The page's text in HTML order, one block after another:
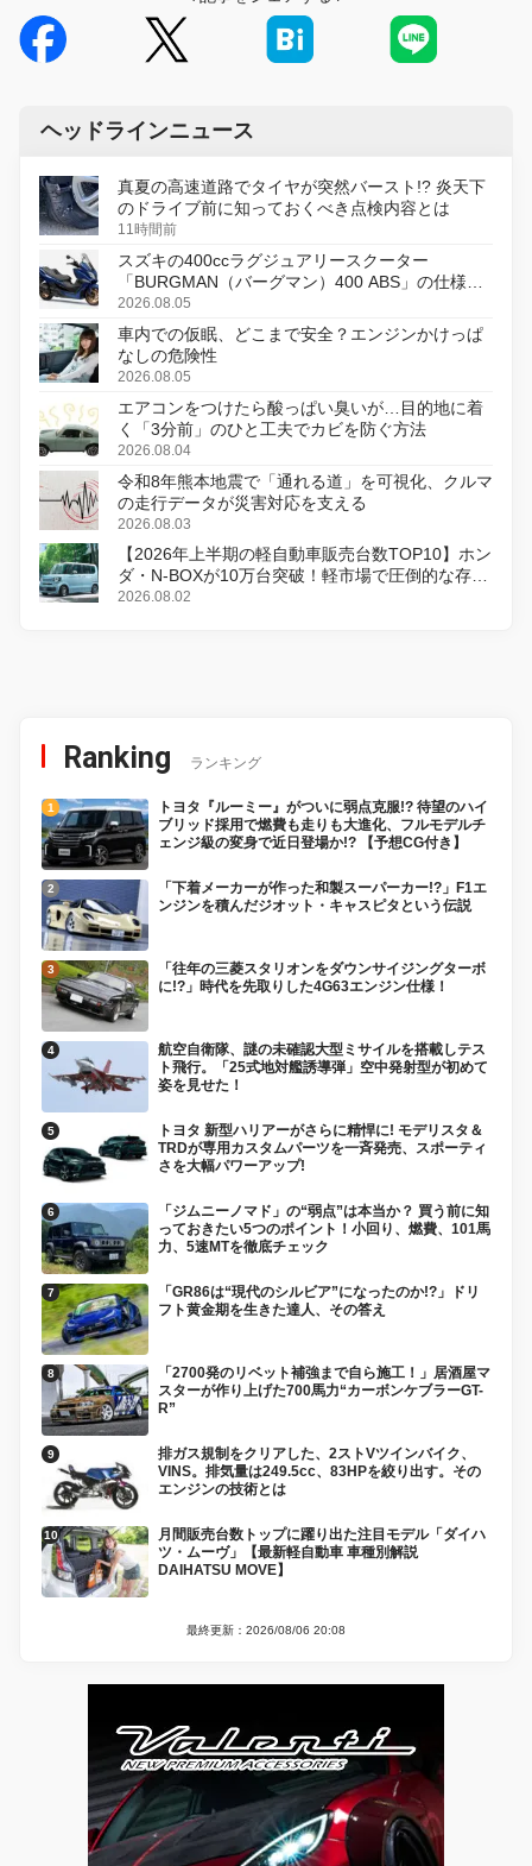
ヘッドラインニュース
真夏の高速道路でタイヤが突然バースト!? 炎天下
のドライブ前に知っておくべき点検内容とは
11時間前
スズキの400ccラグジュアリースクーター
「BURGMAN（バーグマン）400 ABS」の仕様を
変更し、8月18日に発売
2026.08.05
車内での仮眠、どこまで安全？エンジンかけっぱ
なしの危険性
2026.08.05
エアコンをつけたら酸っぱい臭いが…目的地に着
く「3分前」のひと工夫でカビを防ぐ方法
2026.08.04
令和8年熊本地震で「通れる道」を可視化、クルマ
の走行データが災害対応を支える
2026.08.03
【2026年上半期の軽自動車販売台数TOP10】ホン
ダ・N-BOXが10万台突破！軽市場で圧倒的な存在
感
2026.08.02
Ranking ランキング
トヨタ『ルーミー』がついに弱点克服!? 待望のハイ
ブリッド採用で燃費も走りも大進化、フルモデルチ
ェンジ級の変身で近日登場か!? 【予想CG付き】
「下着メーカーが作った和製スーパーカー!?」F1エ
ンジンを積んだジオット・キャスピタという伝説
「往年の三菱スタリオンをダウンサイジングターボ
に!?」時代を先取りした4G63エンジン仕様！
航空自衛隊、謎の未確認大型ミサイルを搭載しテス
ト飛行。「25式地対艦誘導弾」空中発射型が初めて
姿を見せた！
トヨタ 新型ハリアーがさらに精悍に! モデリスタ＆
TRDが専用カスタムパーツを一斉発売、スポーティ
さを大幅パワーアップ!
「ジムニーノマド」の“弱点”は本当か？ 買う前に知
っておきたい5つのポイント！小回り、燃費、101馬
力、5速MTを徹底チェック
「GR86は“現代のシルビア”になったのか!?」ドリ
フト黄金期を生きた達人、その答え
「2700発のリベット補強まで自ら施工！」居酒屋マ
スターが作り上げた700馬力“カーボンケブラーGT-
R”
排ガス規制をクリアした、2ストVツインバイク、
VINS。排気量は249.5cc、83HPを絞り出す。その
エンジンの技術とは
月間販売台数トップに躍り出た注目モデル「ダイハ
ツ・ムーヴ」【最新軽自動車 車種別解説
DAIHATSU MOVE】
最終更新：2026/08/06 20:08